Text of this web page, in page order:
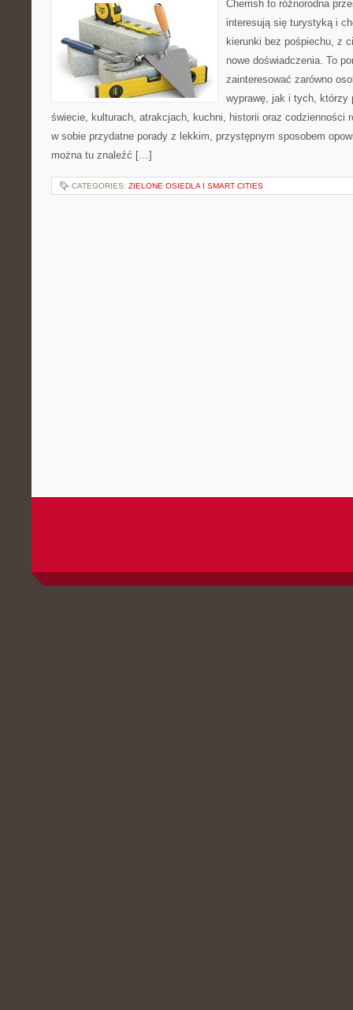
Cherrish to różnorodna
interesują się turystyką i
kierunki bez pośpiechu, z
nowe doświadczenia. To
zainteresować zarówno
wyprawę, jak i tych, którzy
świecie, kulturach, atrakcjach, kuchni, historii oraz codzienności
w sobie przydatne porady z lekkim, przystępnym sposobem
można tu znaleźć […]
CATEGORIES: ZIELONE OSIEDLA I SMART CITIES